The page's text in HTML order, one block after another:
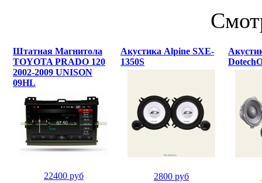
Штатная Магнитола
TOYOTA PRADO 120
2002-2009 UNISON
09HL
22400 руб
Акустика Alpine SXE-
1350S
2800 руб